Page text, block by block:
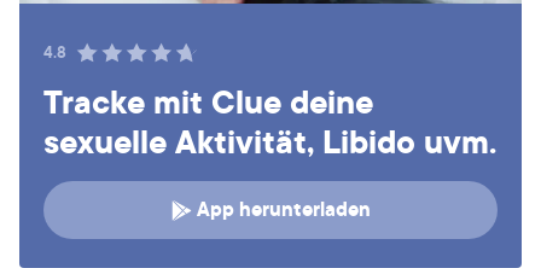
4.8
Tracke mit Clue deine
sexuelle Aktivität, Libido uvm.
App herunterladen